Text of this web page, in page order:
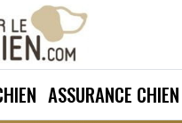
ASSURANCE CHIEN